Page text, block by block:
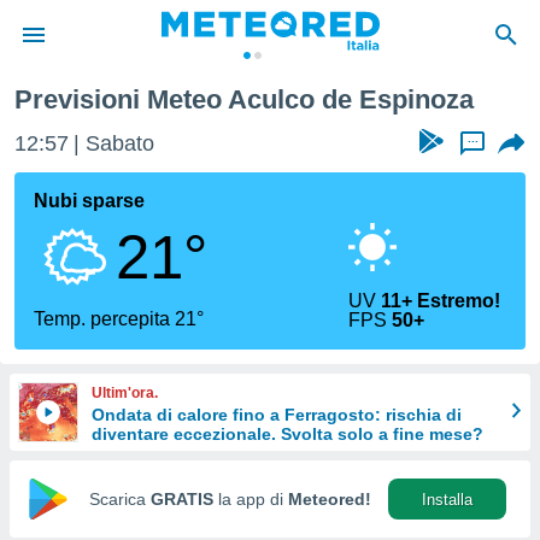
di
per
le
di
Web
Previsioni Meteo Aculco de Espinoza
12:57 Sabato ...
Nubi sparse
21°
Temp. percepita 21°
UV 11+ Estremo!
FPS50+
Ultim'ora.
Ondata di calore fino a Ferragosto: rischia di
diventare eccezionale. Svolta solo a fine mese?
Scarica GRATIS la app di Meteored! Installa